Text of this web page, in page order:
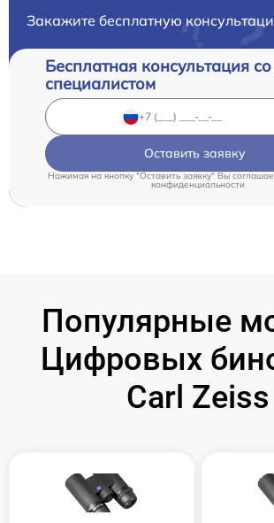
Закажите бесплатную
Бесплатная консультация со
специалистом
Оставить заявку
Нажимая на кнопку "Оставить заявку" Вы
конфиденциальности
Популярные
Цифровых
Carl Zeiss